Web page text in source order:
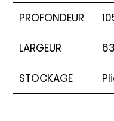
PROFONDEUR
LARGEUR
STOCKAGE